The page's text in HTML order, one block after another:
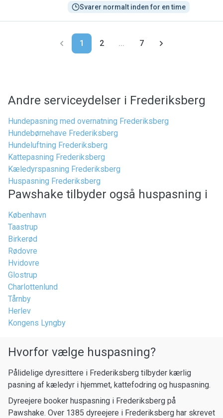
Svarer normalt inden for en time
1 2 ... 7
Andre serviceydelser i Frederiksberg
Hundepasning med overnatning Frederiksberg
Hundebørnehave Frederiksberg
Hundeluftning Frederiksberg
Kattepasning Frederiksberg
Kæledyrspasning Frederiksberg
Huspasning Frederiksberg
Pawshake tilbyder også huspasning i
København
Taastrup
Birkerød
Rødovre
Hvidovre
Glostrup
Charlottenlund
Tårnby
Herlev
Kongens Lyngby
Hvorfor vælge huspasning?
Pålidelige dyresittere i Frederiksberg tilbyder kærlig
pasning af kæledyr i hjemmet, kattefodring og huspasning.
Dyreejere booker huspasning i Frederiksberg på
Pawshake. Over 1385 dyreejere i Frederiksberg har skrevet